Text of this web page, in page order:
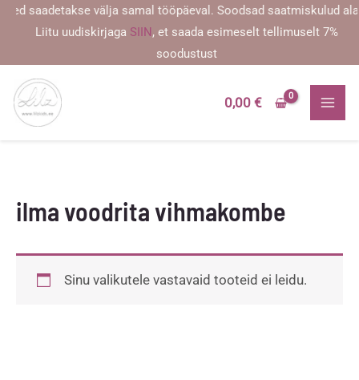
Skipsaadetakse välja samal tööpäeval. Soodsad saatmiskulud
Liitu uudiskirjaga SIIN, et saada esimeselt tellimuselt 7%
soodustust
0,00 €
ilma voodrita vihmakombe
Sinu valikutele vastavaid tooteid ei leidu.